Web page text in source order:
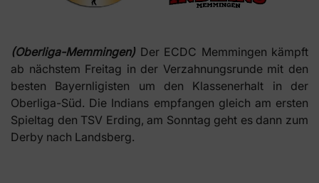
(Oberliga-Memmingen) Der ECDC Memmingen kämpft
ab nächstem Freitag in der Verzahnungsrunde mit den
besten Bayernligisten um den Klassenerhalt in der
Oberliga-Süd. Die Indians empfangen gleich am ersten
Spieltag den TSV Erding, am Sonntag geht es dann zum
Derby nach Landsberg.